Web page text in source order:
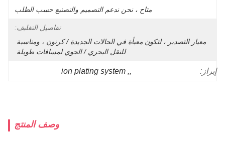
متاح ، نحن ندعم التصميم والتصنيع حسب الطلب
تفاصيل التغليف:
معيار التصدير ، لتكون معبأة في الحالات الجديدة / كرتون ، ومناسبة
للنقل البحري / الجوي لمسافات طويلة
إبراز: ,
ion plating system
وصف المنتج